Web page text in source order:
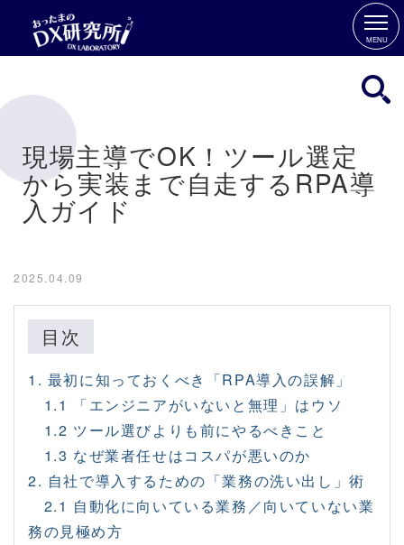
MENU
現場主導でOK！ツール選定
から実装まで自走するRPA導
入ガイド
2025.04.09
目次
1. 最初に知っておくべき「RPA導入の誤解」
1.1 「エンジニアがいないと無理」はウソ
1.2 ツール選びよりも前にやるべきこと
1.3 なぜ業者任せはコスパが悪いのか
2. 自社で導入するための「業務の洗い出し」術
2.1 自動化に向いている業務／向いていない業
務の見極め方